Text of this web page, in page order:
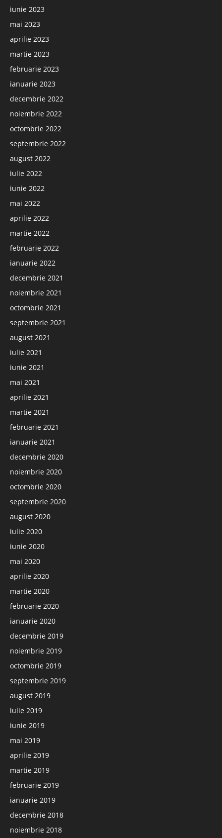
iunie 2023
mai 2023
aprilie 2023
martie 2023
februarie 2023
ianuarie 2023
decembrie 2022
noiembrie 2022
octombrie 2022
septembrie 2022
august 2022
iulie 2022
iunie 2022
mai 2022
aprilie 2022
martie 2022
februarie 2022
ianuarie 2022
decembrie 2021
noiembrie 2021
octombrie 2021
septembrie 2021
august 2021
iulie 2021
iunie 2021
mai 2021
aprilie 2021
martie 2021
februarie 2021
ianuarie 2021
decembrie 2020
noiembrie 2020
octombrie 2020
septembrie 2020
august 2020
iulie 2020
iunie 2020
mai 2020
aprilie 2020
martie 2020
februarie 2020
ianuarie 2020
decembrie 2019
noiembrie 2019
octombrie 2019
septembrie 2019
august 2019
iulie 2019
iunie 2019
mai 2019
aprilie 2019
martie 2019
februarie 2019
ianuarie 2019
decembrie 2018
noiembrie 2018